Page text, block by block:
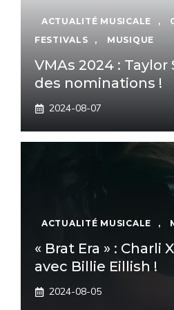
ACTUALITÉ MUSICALE ,
FESTIVALS
, MUSIQUE
VMAs 2024 :
des nominations !
2024-08-07
ACTUALITÉ MUSICALE ,
« Brat Era » : Charli
avec Billie Eillish !
2024-08-05